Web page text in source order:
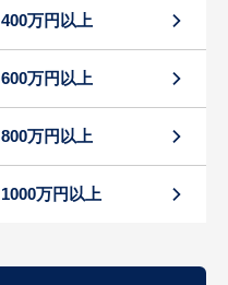
400万円以上
600万円以上
800万円以上
1000万円以上